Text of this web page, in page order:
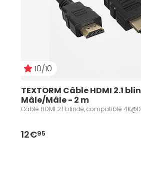
10/10
TEXTORM Câble HDMI 2.1
Mâle/Mâle - 2 m
Câble HDMI 2.1 blindé, compatible
12€95